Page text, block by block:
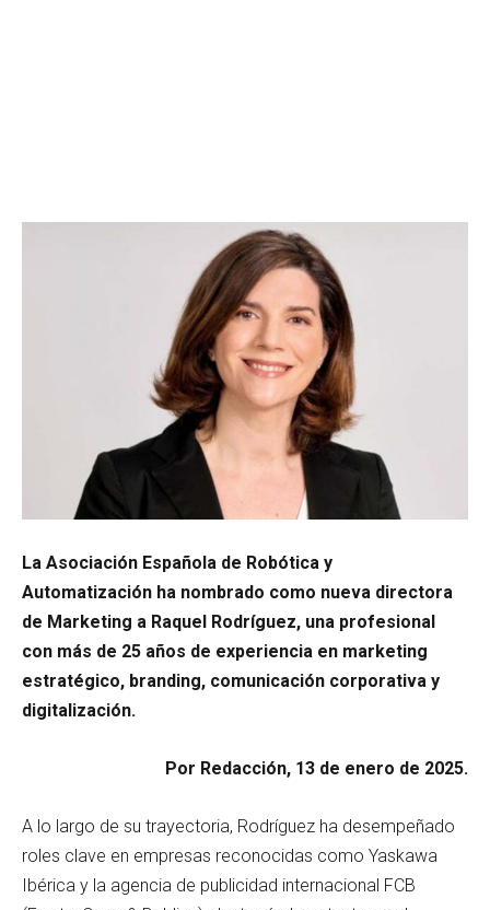
La Asociación Española de Robótica y
Automatización ha nombrado como nueva directora
de Marketing a Raquel Rodríguez, una profesional
con más de 25 años de experiencia en marketing
estratégico, branding, comunicación corporativa y
digitalización.
Por Redacción, 13 de enero de 2025.
A lo largo de su trayectoria, Rodríguez ha desempeñado
roles clave en empresas reconocidas como Yaskawa
Ibérica y la agencia de publicidad internacional FCB